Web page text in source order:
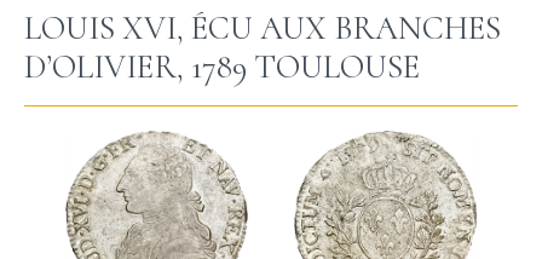
LOUIS XVI, ÉCU AUX BRANCHES
D’OLIVIER, 1789 TOULOUSE